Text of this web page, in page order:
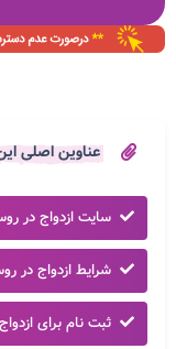
عناوین اصلی
سایت ازدواج در
شرایط ازدواج در
ثبت نام برای